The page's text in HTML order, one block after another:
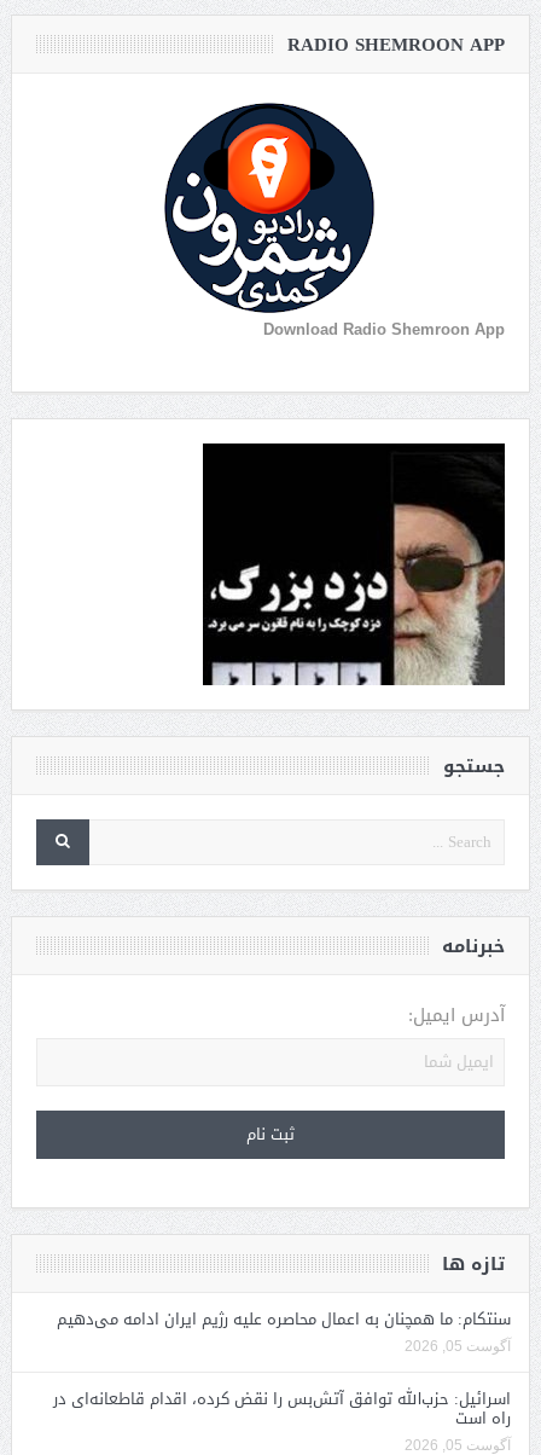
RADIO SHEMROON APP
Download Radio Shemroon App
جستجو
خبرنامه
آدرس ایمیل:
تازه ها
سنتکام: ما همچنان به اعمال محاصره علیه رژیم ایران ادامه می‌دهیم
آگوست 05, 2026
اسرائیل: حزب‌الله توافق آتش‌بس را نقض کرده، اقدام قاطعانه‌ای در
راه است
آگوست 05, 2026